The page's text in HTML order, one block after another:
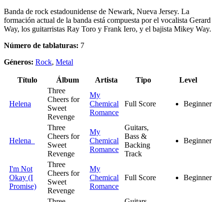
Banda de rock estadounidense de Newark, Nueva Jersey. La
formación actual de la banda está compuesta por el vocalista Gerard
Way, los guitarristas Ray Toro y Frank Iero, y el bajista Mikey Way.
Número de tablaturas: 7
Géneros: Rock, Metal
Título Álbum Artista Tipo Level
Helena
Three
Cheers for
Sweet
Revenge
My
Chemical
Romance
Full Score Beginner
Helena
Three
Cheers for
Sweet
Revenge
My
Chemical
Romance
Guitars,
Bass &
Backing
Track
Beginner
I'm Not
Okay (I
Promise)
Three
Cheers for
Sweet
Revenge
My
Chemical
Romance
Full Score Beginner